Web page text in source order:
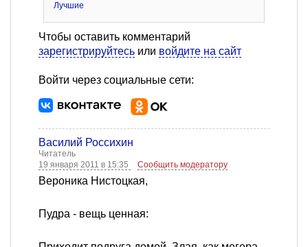
Лучшие
Чтобы оставить комментарий
зарегистрируйтесь или войдите на сайт
Войти через социальные сети:
Василий Россихин
Читатель
19 января 2011 в 15:35
Сообщить модератору
Вероника Нистоцкая,
Пудра - вещь ценная: